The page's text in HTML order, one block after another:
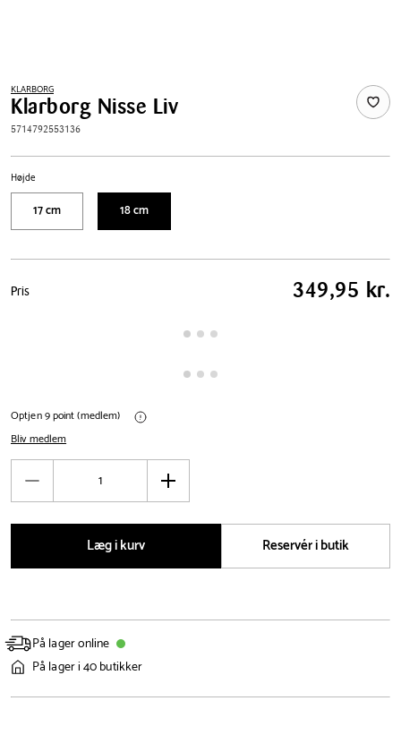
KLARBORG
Klarborg Nisse Liv
5714792553136
Højde
17 cm 18 cm
Pris
tabel
Pris 349,95 kr.
Optjen 9 point (medlem)
Bliv medlem
Antal
Øg
Læg i kurv
Reservér i butik
På lager online
På lager i 40 butikker